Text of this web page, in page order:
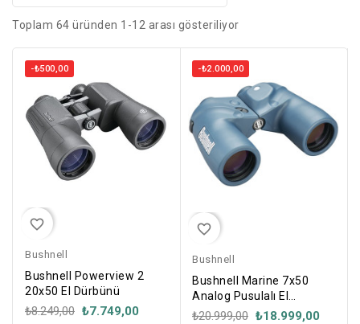
Toplam 64 üründen 1-12 arası gösteriliyor
-₺500,00
favorite_border
Bushnell
Bushnell Powerview 2
20x50 El Dürbünü
₺8.249,00 ₺7.749,00
-₺2.000,00
favorite_border
Bushnell
Bushnell Marine 7x50
Analog Pusulalı El
Dürbünü - 137500
₺20.999,00 ₺18.999,00